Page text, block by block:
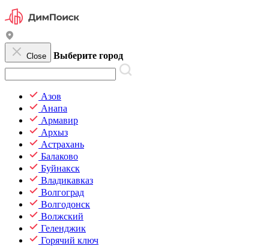
Close Выберите город
Азов
Анапа
Армавир
Архыз
Астрахань
Балаково
Буйнакск
Владикавказ
Волгоград
Волгодонск
Волжский
Геленджик
Горячий ключ